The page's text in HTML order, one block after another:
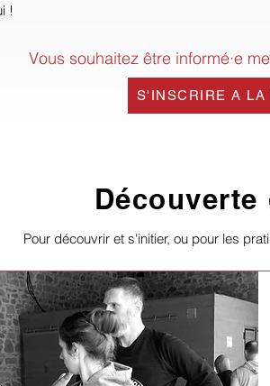
!
Vous souhaitez être informé·e
S'INSCRIRE A LA
Découverte
Pour découvrir et s'initier, ou pour les